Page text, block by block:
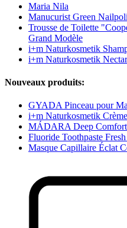
Maria Nila
Manucurist Green
Trousse de Toilette
Grand Modèle
i+m Naturkosmetik
i+m Naturkosmetik
Nouveaux produits:
GYADA Pinceau pour
i+m Naturkosmetik
MÁDARA Deep
Fluoride Toothpaste
Masque Capillaire Éclat